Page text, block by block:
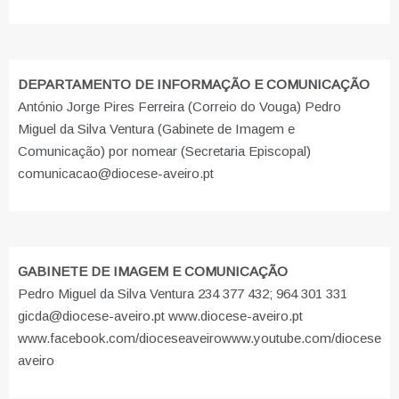
DEPARTAMENTO DE INFORMAÇÃO E COMUNICAÇÃO
António Jorge Pires Ferreira (Correio do Vouga) Pedro
Miguel da Silva Ventura (Gabinete de Imagem e
Comunicação) por nomear (Secretaria Episcopal)
comunicacao@diocese-aveiro.pt
GABINETE DE IMAGEM E COMUNICAÇÃO
Pedro Miguel da Silva Ventura 234 377 432; 964 301 331
gicda@diocese-aveiro.pt www.diocese-aveiro.pt
www.facebook.com/dioceseaveirowww.youtube.com/diocese
aveiro